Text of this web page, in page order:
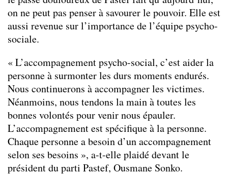
on ne peut pas penser à savourer le pouvoir. Elle est
aussi revenue sur l’importance de l’équipe psycho-
sociale.
« L’accompagnement psycho-social, c’est aider la
personne à surmonter les durs moments endurés.
Nous continuerons à accompagner les victimes.
Néanmoins, nous tendons la main à toutes les
bonnes volontés pour venir nous épauler.
L’accompagnement est spécifique à la personne.
Chaque personne a besoin d’un accompagnement
selon ses besoins », a-t-elle plaidé devant le
président du parti Pastef, Ousmane Sonko.